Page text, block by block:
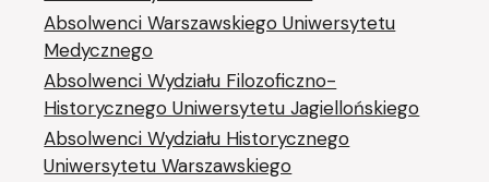
Absolwenci Warszawskiego Uniwersytetu
Medycznego
Absolwenci Wydziału Filozoficzno-
Historycznego Uniwersytetu Jagiellońskiego
Absolwenci Wydziału Historycznego
Uniwersytetu Warszawskiego